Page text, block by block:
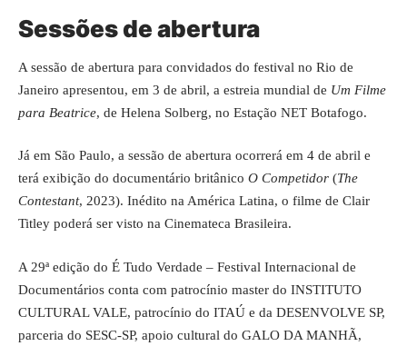
Sessões de abertura
A sessão de abertura para convidados do festival no Rio de
Janeiro apresentou, em 3 de abril, a estreia mundial de Um Filme
para Beatrice, de Helena Solberg, no Estação NET Botafogo.
Já em São Paulo, a sessão de abertura ocorrerá em 4 de abril e
terá exibição do documentário britânico O Competidor (The
Contestant, 2023). Inédito na América Latina, o filme de Clair
Titley poderá ser visto na Cinemateca Brasileira.
A 29ª edição do É Tudo Verdade – Festival Internacional de
Documentários conta com patrocínio master do INSTITUTO
CULTURAL VALE, patrocínio do ITAÚ e da DESENVOLVE SP,
parceria do SESC-SP, apoio cultural do GALO DA MANHÃ,